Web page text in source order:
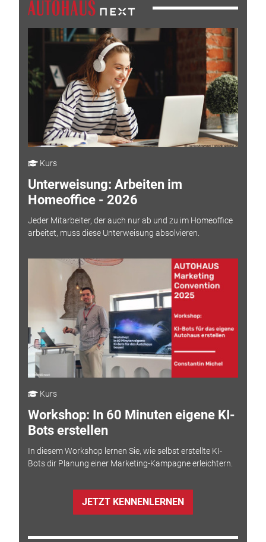
Kurs
Unterweisung: Arbeiten im
Homeoffice - 2026
Jeder Mitarbeiter, der auch nur ab und zu im Homeoffice
arbeitet, muss diese Unterweisung absolvieren.
Kurs
Workshop: In 60 Minuten eigene KI-
Bots erstellen
In diesem Workshop lernen Sie, wie selbst erstellte KI-
Bots dir Planung einer Marketing-Kampagne erleichtern.
JETZT KENNENLERNEN